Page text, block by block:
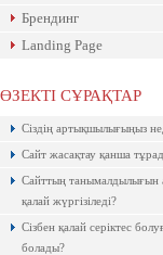
Брендинг
Landing Page
ӨЗЕКТІ СҰРАҚТАР
Сіздің артықшылығыңыз
Сайт жасақтау қанша
Сайттың танымалдылығын
қалай жүргізіледі?
Сізбен қалай серіктес
болады?
керемет хостингі. Жылдармен
ұнайтыны анық, қазір байқап